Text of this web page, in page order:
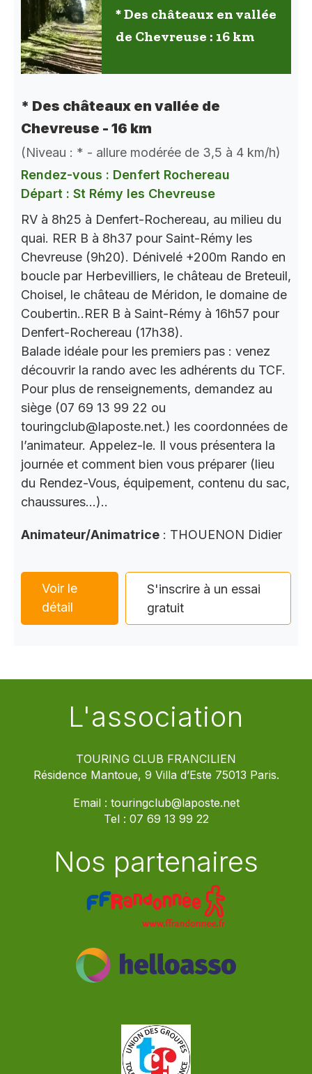
* Des châteaux en vallée
de Chevreuse : 16 km
* Des châteaux en vallée de
Chevreuse - 16 km
(Niveau : * - allure modérée de 3,5 à 4 km/h)
Rendez-vous : Denfert Rochereau
Départ : St Rémy les Chevreuse
RV à 8h25 à Denfert-Rochereau, au milieu du
quai. RER B à 8h37 pour Saint-Rémy les
Chevreuse (9h20). Dénivelé +200m Rando en
boucle par Herbevilliers, le château de Breteuil,
Choisel, le château de Méridon, le domaine de
Coubertin..RER B à Saint-Rémy à 16h57 pour
Denfert-Rochereau (17h38).
Balade idéale pour les premiers pas : venez
découvrir la rando avec les adhérents du TCF.
Pour plus de renseignements, demandez au
siège (07 69 13 99 22 ou
touringclub@laposte.net.) les coordonnées de
l’animateur. Appelez-le. Il vous présentera la
journée et comment bien vous préparer (lieu
du Rendez-Vous, équipement, contenu du sac,
chaussures…)..
Animateur/Animatrice : THOUENON Didier
Voir le
détail
S'inscrire à un essai
gratuit
L'association
TOURING CLUB FRANCILIEN
Résidence Mantoue, 9 Villa d’Este 75013 Paris.
Email : touringclub@laposte.net
Tel : 07 69 13 99 22
Nos partenaires